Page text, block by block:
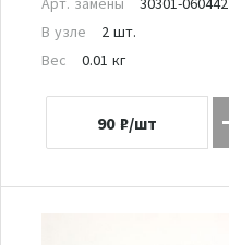
В узле
2 шт.
Вес
0.01 кг
90 ₽/шт